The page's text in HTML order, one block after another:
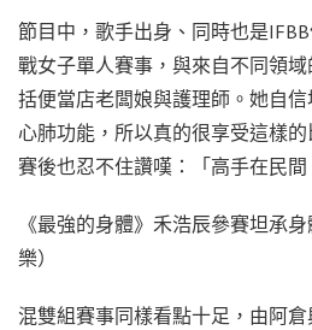
節目中，歌手出身、同時也是
戰女子單人賽事，與來自不同領
括便當店老闆娘與護理師。她自
心肺功能，所以真的很享受這樣
賽後也忍不住讚嘆：「高手在民間
《最強的身體》禾浩辰參賽坦承
樂）
混雙組賽事同樣看點十足，由阿